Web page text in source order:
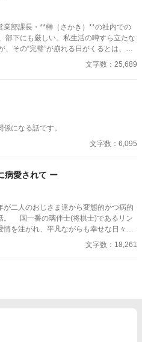
部課長・**榊（さかき）**の社内での
部下にも厳しい。私生活の噂すら立たな
、その“完璧”が崩れる日がくるとは、誰
挑発的な笑みを浮かべる青年。 ある
つもの穏やかな口調を崩した。「……そ
んですね」 疲労で僅かに緩んだ榊の表
、篠原はデスク越しに距離を詰める。
。俺の前では、もう」 指先が榊のネク
ともできないまま、 彼は“部下”の手によ
、逃れられないほどに深い。 だが、篠
ただの欲望ではなかった。 そこには、
なたが誰かに“支配される”ところ、き
支配する側だったはずの男が、 支配され
る”と感じてしまう――。 上司と部下、
絡み合うオフィスの夜。 秘密の扉を開け
文字数：25,689
になる話です。
文字数：6,095
病愛されて ー
二人のおじさま達から変態的かつ病的
リン
情を注がれ、平凡ながらも幸せな日々を
る日、一人の紳士とリンユゥは対局す
文字数：18,261